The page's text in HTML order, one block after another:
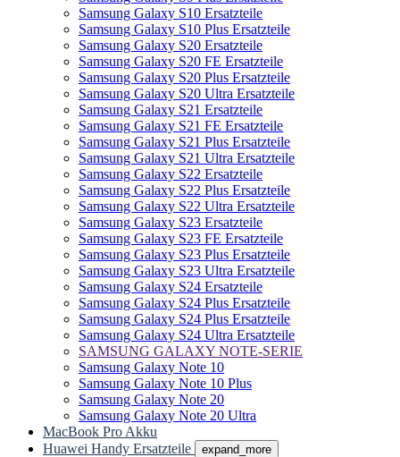
Samsung Galaxy S10 Ersatzteile
Samsung Galaxy S10 Plus Ersatzteile
Samsung Galaxy S20 Ersatzteile
Samsung Galaxy S20 FE Ersatzteile
Samsung Galaxy S20 Plus Ersatzteile
Samsung Galaxy S20 Ultra Ersatzteile
Samsung Galaxy S21 Ersatzteile
Samsung Galaxy S21 FE Ersatzteile
Samsung Galaxy S21 Plus Ersatzteile
Samsung Galaxy S21 Ultra Ersatzteile
Samsung Galaxy S22 Ersatzteile
Samsung Galaxy S22 Plus Ersatzteile
Samsung Galaxy S22 Ultra Ersatzteile
Samsung Galaxy S23 Ersatzteile
Samsung Galaxy S23 FE Ersatzteile
Samsung Galaxy S23 Plus Ersatzteile
Samsung Galaxy S23 Ultra Ersatzteile
Samsung Galaxy S24 Ersatzteile
Samsung Galaxy S24 Plus Ersatzteile
Samsung Galaxy S24 Plus Ersatzteile
Samsung Galaxy S24 Ultra Ersatzteile
SAMSUNG GALAXY NOTE-SERIE
Samsung Galaxy Note 10
Samsung Galaxy Note 10 Plus
Samsung Galaxy Note 20
Samsung Galaxy Note 20 Ultra
MacBook Pro Akku
Huawei Handy Ersatzteile
expand_more